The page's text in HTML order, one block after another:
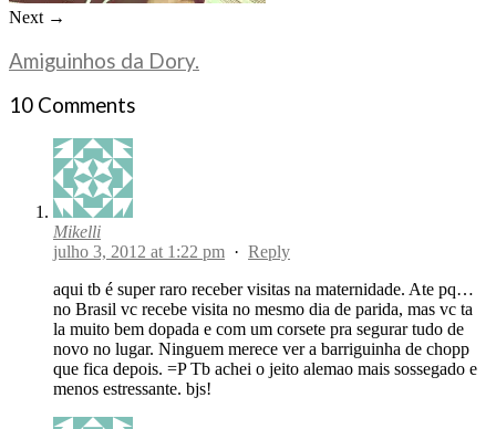
Next →
Amiguinhos da Dory.
10 Comments
Mikelli
julho 3, 2012 at 1:22 pm · Reply
aqui tb é super raro receber visitas na maternidade. Ate pq…
no Brasil vc recebe visita no mesmo dia de parida, mas vc ta
la muito bem dopada e com um corsete pra segurar tudo de
novo no lugar. Ninguem merece ver a barriguinha de chopp
que fica depois. =P Tb achei o jeito alemao mais sossegado e
menos estressante. bjs!